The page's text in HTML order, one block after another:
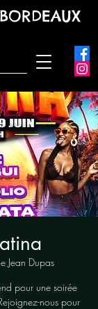
Jean Dupas
pour une soirée
nous pour